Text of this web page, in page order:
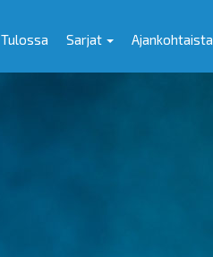
Tulossa Sarjat Ajankohtaista